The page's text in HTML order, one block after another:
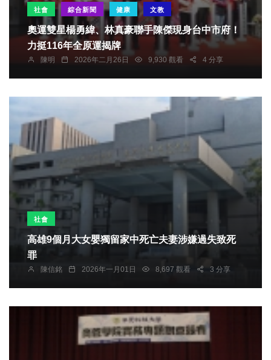
社會 綜合新聞 健康 文教
奧運雙星楊勇緯、林真豪聯手陳傑現身台中市府！
力挺116年全原運揭牌
陳明 2026年二月26日 9,930 觀看 4 分享
社會
高雄9個月大女嬰獨留家中死亡夫妻涉嫌過失致死
罪
陳信銘 2026年一月01日 8,697 觀看 3 分享